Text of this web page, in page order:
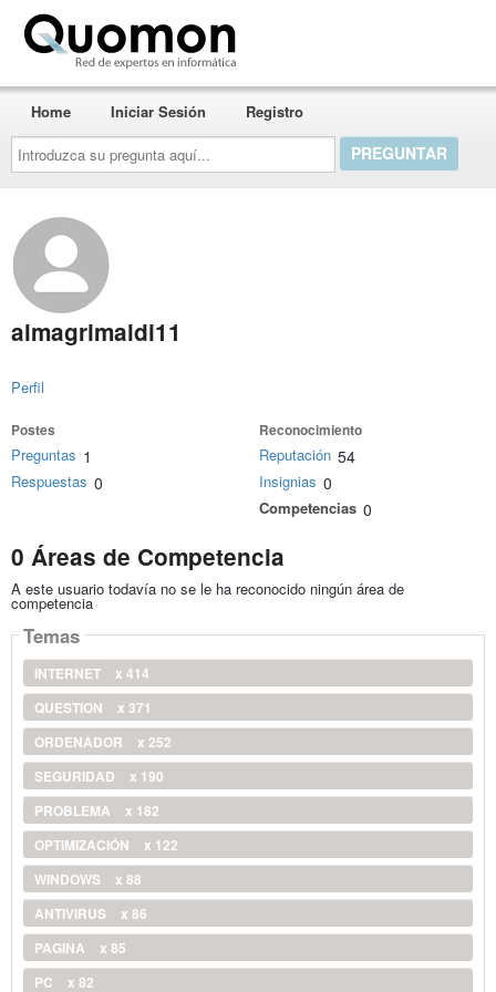
Introduzca
su
pregunta
aquí...
Home Iniciar Sesión Registro
almagrimaldi11
Perfil
Postes
Preguntas 1
Respuestas 0
Reconocimiento
Reputación 54
Insignias 0
Competencias 0
0 Áreas de Competencia
A este usuario todavía no se le ha reconocido ningún área de
competencia
Temas
INTERNET
x 414
QUESTION
x 371
ORDENADOR
x 252
SEGURIDAD
x 190
PROBLEMA
x 182
OPTIMIZACIÓN
x 122
WINDOWS
x 88
ANTIVIRUS
x 86
PAGINA
x 85
PC
x 82